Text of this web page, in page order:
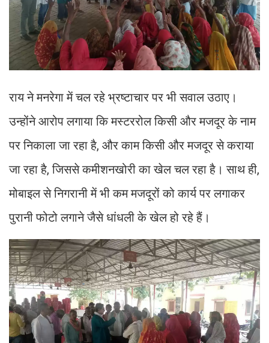
राय ने मनरेगा में चल रहे भ्रष्टाचार पर भी सवाल उठाए।
उन्होंने आरोप लगाया कि मस्टररोल किसी और मजदूर के नाम
पर निकाला जा रहा है, और काम किसी और मजदूर से कराया
जा रहा है, जिससे कमीशनखोरी का खेल चल रहा है। साथ ही,
मोबाइल से निगरानी में भी कम मजदूरों को कार्य पर लगाकर
पुरानी फोटो लगाने जैसे धांधली के खेल हो रहे हैं।